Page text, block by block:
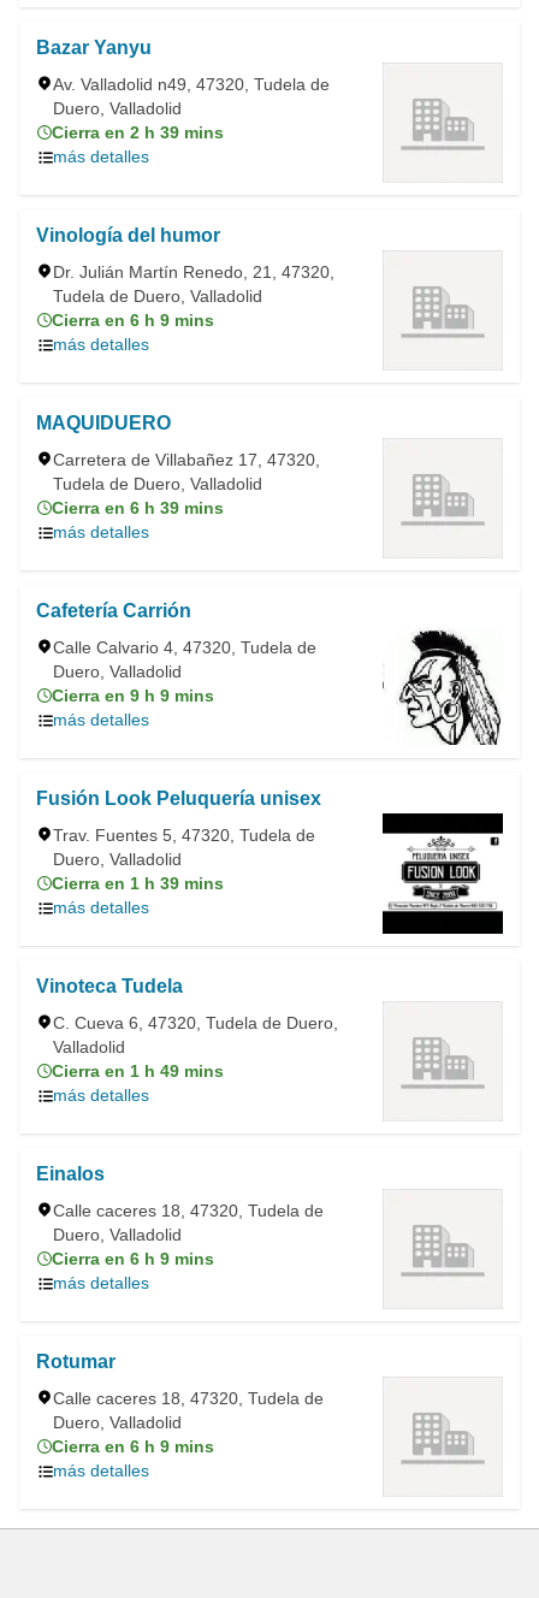
Bazar Yanyu
Av. Valladolid n49, 47320, Tudela de
Duero, Valladolid
Cierra en 2 h 39 mins
más detalles
Vinología del humor
Dr. Julián Martín Renedo, 21, 47320,
Tudela de Duero, Valladolid
Cierra en 6 h 9 mins
más detalles
MAQUIDUERO
Carretera de Villabañez 17, 47320,
Tudela de Duero, Valladolid
Cierra en 6 h 39 mins
más detalles
Cafetería Carrión
Calle Calvario 4, 47320, Tudela de
Duero, Valladolid
Cierra en 9 h 9 mins
más detalles
Fusión Look Peluquería unisex
Trav. Fuentes 5, 47320, Tudela de
Duero, Valladolid
Cierra en 1 h 39 mins
más detalles
Vinoteca Tudela
C. Cueva 6, 47320, Tudela de Duero,
Valladolid
Cierra en 1 h 49 mins
más detalles
Einalos
Calle caceres 18, 47320, Tudela de
Duero, Valladolid
Cierra en 6 h 9 mins
más detalles
Rotumar
Calle caceres 18, 47320, Tudela de
Duero, Valladolid
Cierra en 6 h 9 mins
más detalles